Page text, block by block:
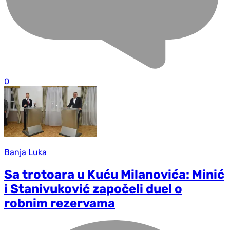
0
Banja Luka
Sa trotoara u Kuću Milanovića: Minić
i Stanivuković započeli duel o
robnim rezervama